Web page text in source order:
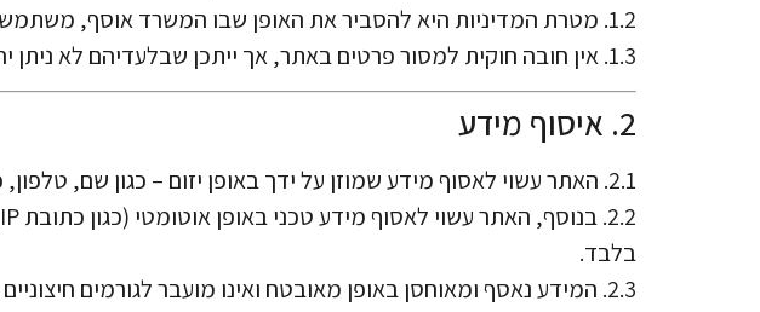
1.2. מטרת המדיניות היא להסביר את האופן שבו המשרד אוסף, משתמש, שומר ומגן על המידע האישי שמסרת במסגרת השימוש באתר.
1.3. אין חובה חוקית למסור פרטים באתר, אך ייתכן שבלעדיהם לא ניתן יהיה לספק מענה לפנייה.
2. איסוף מידע
2.1. האתר עשוי לאסוף מידע שמוזן על ידך באופן יזום – כגון שם, טלפון, כתובת דוא"ל ותוכן הפנייה.
בלבד.
2.3. המידע נאסף ומאוחסן באופן מאובטח ואינו מועבר לגורמים חיצוניים אלא לצורך טיפול בפנייה או אם נדרש לפי חוק.